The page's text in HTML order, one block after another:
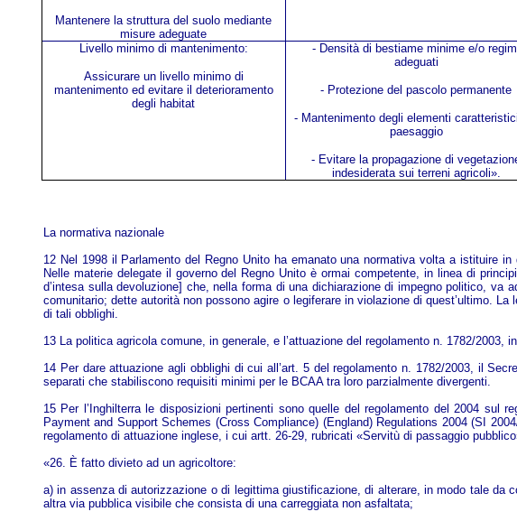
Mantenere la struttura del suolo mediante
misure adeguate
Livello minimo di mantenimento:
Assicurare un livello minimo di
mantenimento ed evitare il deterioramento
degli habitat
- Densità di bestiame minime e/o
adeguati
- Protezione del pascolo permanente
- Mantenimento degli elementi
paesaggio
- Evitare la propagazione di
indesiderata sui terreni agricoli».
La normativa nazionale
12 Nel 1998 il Parlamento del Regno Unito ha emanato una normativa volta a istituire
Nelle materie delegate il governo del Regno Unito è ormai competente, in linea di
d’intesa sulla devoluzione] che, nella forma di una dichiarazione di impegno politico, va
comunitario; dette autorità non possono agire o legiferare in violazione di quest’ultimo.
di tali obblighi.
13 La politica agricola comune, in generale, e l’attuazione del regolamento n. 1782/
14 Per dare attuazione agli obblighi di cui all’art. 5 del regolamento n. 1782/2003, il
separati che stabiliscono requisiti minimi per le BCAA tra loro parzialmente divergenti.
15 Per l’Inghilterra le disposizioni pertinenti sono quelle del regolamento del 2004 sul
Payment and Support Schemes (Cross Compliance) (England) Regulations 2004 (SI
regolamento di attuazione inglese, i cui artt. 26-29, rubricati «Servitù di passaggio
«26. È fatto divieto ad un agricoltore:
a) in assenza di autorizzazione o di legittima giustificazione, di alterare, in modo tale
altra via pubblica visibile che consista di una carreggiata non asfaltata;